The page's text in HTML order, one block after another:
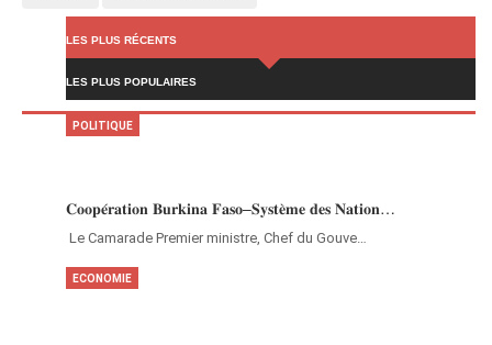
LES PLUS RÉCENTS
LES PLUS POPULAIRES
𝐂𝐨𝐨𝐩𝐞́𝐫𝐚𝐭𝐢𝐨𝐧 𝐁𝐮𝐫𝐤𝐢𝐧𝐚 𝐅𝐚𝐬𝐨–𝐒𝐲𝐬𝐭𝐞̀𝐦𝐞 𝐝𝐞𝐬 𝐍𝐚𝐭𝐢𝐨𝐧…
‎Le Camarade Premier ministre, Chef du Gouve…
POLITIQUE
ECONOMIE